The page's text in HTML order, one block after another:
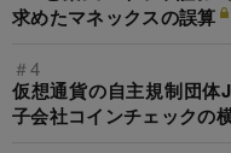
求めたマネックスの誤算
＃4
仮想通貨の自主規制団体
子会社コインチェックの